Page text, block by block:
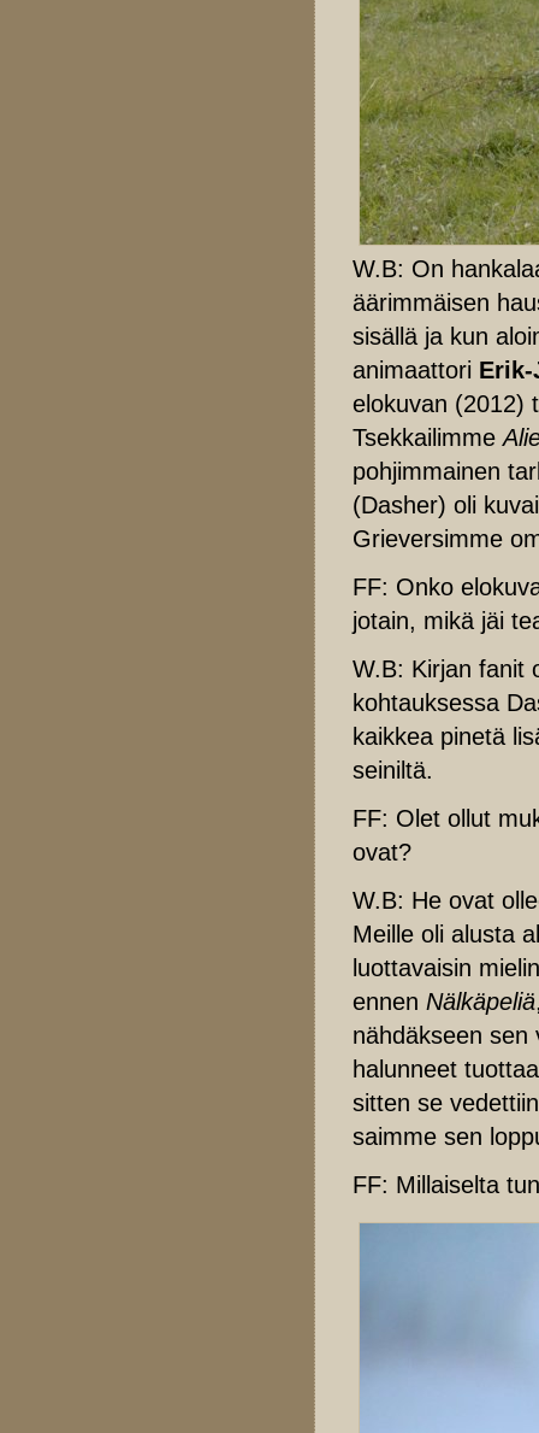
W.B: On
äärimmäisen
sisällä ja kun
animaattori
elokuvan (2012)
Tsekkailimme
pohjimmainen
(Dasher) oli
Grieversimme
FF: Onko
jotain, mikä jäi
W.B: Kirjan fanit
kohtauksessa
kaikkea pinetä
seiniltä.
FF: Olet ollut
ovat?
W.B: He ovat
Meille oli alusta
luottavaisin
ennen Nälkäpeliä
nähdäkseen sen
halunneet
sitten se
saimme sen
FF: Millaiselta